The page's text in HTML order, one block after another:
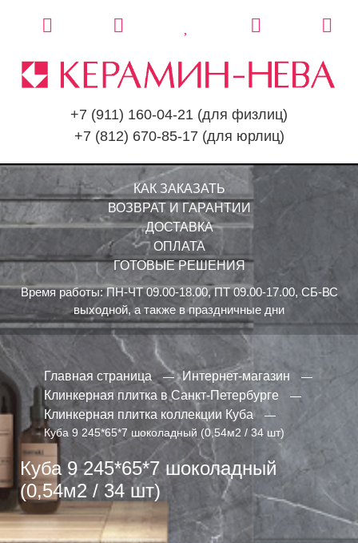
+7 (911) 160-04-21 (для физлиц)
+7 (812) 670-85-17 (для юрлиц)
КАК ЗАКАЗАТЬ
ВОЗВРАТ И ГАРАНТИИ
ДОСТАВКА
ОПЛАТА
ГОТОВЫЕ РЕШЕНИЯ
Время работы: ПН-ЧТ 09.00-18.00, ПТ 09.00-17.00, СБ-ВС
выходной, а также в праздничные дни
Главная страница
Интернет-магазин
Клинкерная плитка в Санкт-Петербурге
Клинкерная плитка коллекции Куба
Куба 9 245*65*7 шоколадный (0,54м2 / 34 шт)
Куба 9 245*65*7 шоколадный
(0,54м2 / 34 шт)